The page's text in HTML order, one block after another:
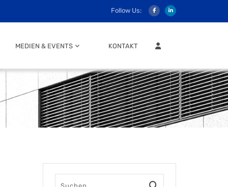
Follow Us:
MEDIEN & EVENTS KONTAKT MITGLIEDER LOGIN